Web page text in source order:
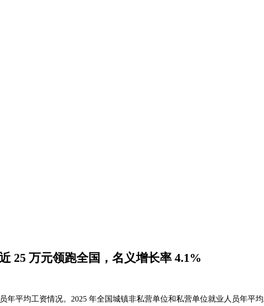
25 万元领跑全国，名义增长率 4.1%
平均工资情况。2025 年全国城镇非私营单位和私营单位就业人员年平均